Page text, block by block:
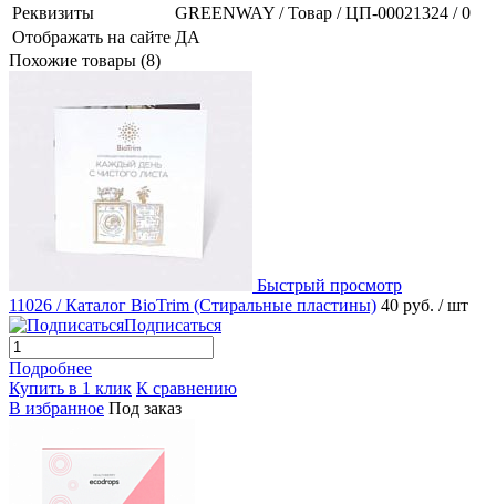
Реквизиты
GREENWAY / Товар / ЦП-00021324 / 0
Отображать на сайте ДА
Похожие товары (8)
Быстрый просмотр
11026 / Каталог BioTrim (Стиральные пластины) 40 руб. / шт
Подписаться
Подробнее
Купить в 1 клик К сравнению
В избранное Под заказ